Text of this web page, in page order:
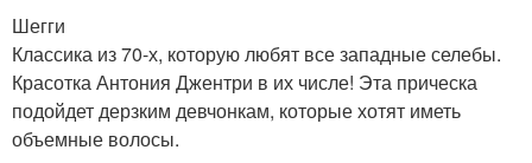
Шегги
Классика из 70-х, которую любят все западные селебы.
Красотка Антония Джентри в их числе! Эта прическа
подойдет дерзким девчонкам, которые хотят иметь
объемные волосы.